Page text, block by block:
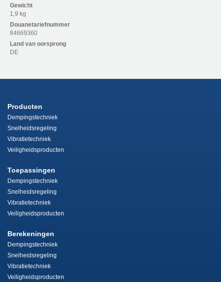
Gewicht
1,9 kg
Douanetariefnummer
84669360
Land van oorsprong
DE
Producten
Dempingstechniek
Snelheidsregeling
Vibratietechniek
Veiligheidsproducten
Toepassingen
Dempingstechniek
Snelheidsregeling
Vibratietechniek
Veiligheidsproducten
Berekeningen
Dempingstechniek
Snelheidsregeling
Vibratietechniek
Veiligheidsproducten